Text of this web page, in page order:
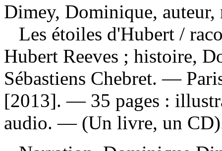
Dimey, Dominique, auteur,
Les étoiles d'Hubert /
Hubert Reeves ; histoire,
Sébastiens Chebret. —
[2013]. — 35 pages :
audio. — (Un livre, un